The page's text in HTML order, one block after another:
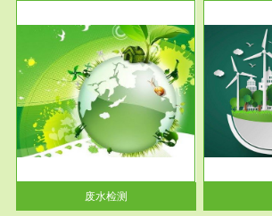
废水检测
服务范围
废气测试
检测范围工业废气检测包括有机
废气和无机废气。有机废气主要
包括...